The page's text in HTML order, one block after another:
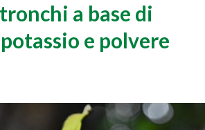
a base di
e polvere